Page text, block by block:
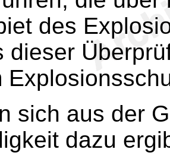
des
dieser
sich aus der
dazu